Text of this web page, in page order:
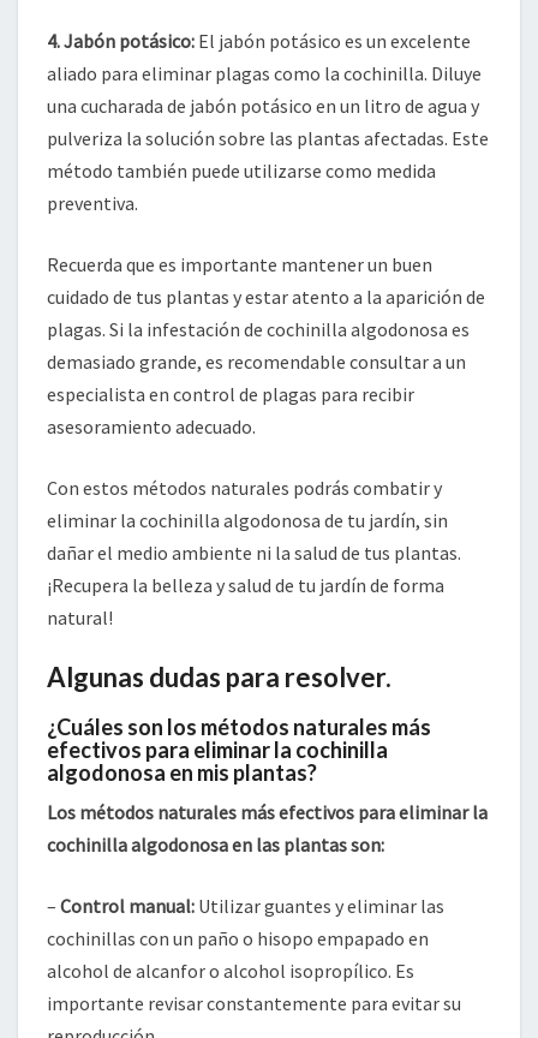
4. Jabón potásico: El jabón potásico es un excelente
aliado para eliminar plagas como la cochinilla. Diluye
una cucharada de jabón potásico en un litro de agua y
pulveriza la solución sobre las plantas afectadas. Este
método también puede utilizarse como medida
preventiva.
Recuerda que es importante mantener un buen
cuidado de tus plantas y estar atento a la aparición de
plagas. Si la infestación de cochinilla algodonosa es
demasiado grande, es recomendable consultar a un
especialista en control de plagas para recibir
asesoramiento adecuado.
Con estos métodos naturales podrás combatir y
eliminar la cochinilla algodonosa de tu jardín, sin
dañar el medio ambiente ni la salud de tus plantas.
¡Recupera la belleza y salud de tu jardín de forma
natural!
Algunas dudas para resolver.
¿Cuáles son los métodos naturales más
efectivos para eliminar la cochinilla
algodonosa en mis plantas?
Los métodos naturales más efectivos para eliminar la
cochinilla algodonosa en las plantas son:
– Control manual: Utilizar guantes y eliminar las
cochinillas con un paño o hisopo empapado en
alcohol de alcanfor o alcohol isopropílico. Es
importante revisar constantemente para evitar su